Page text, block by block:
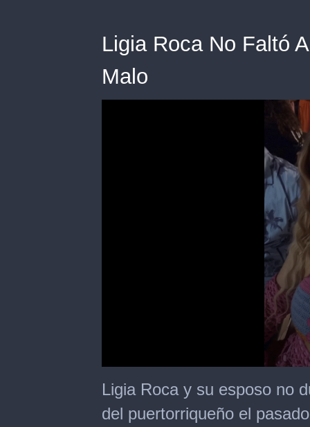
Ligia Roca No Faltó
Malo
seconds
of
seconds
Ligia Roca y su esposo no
del puertorriqueño el